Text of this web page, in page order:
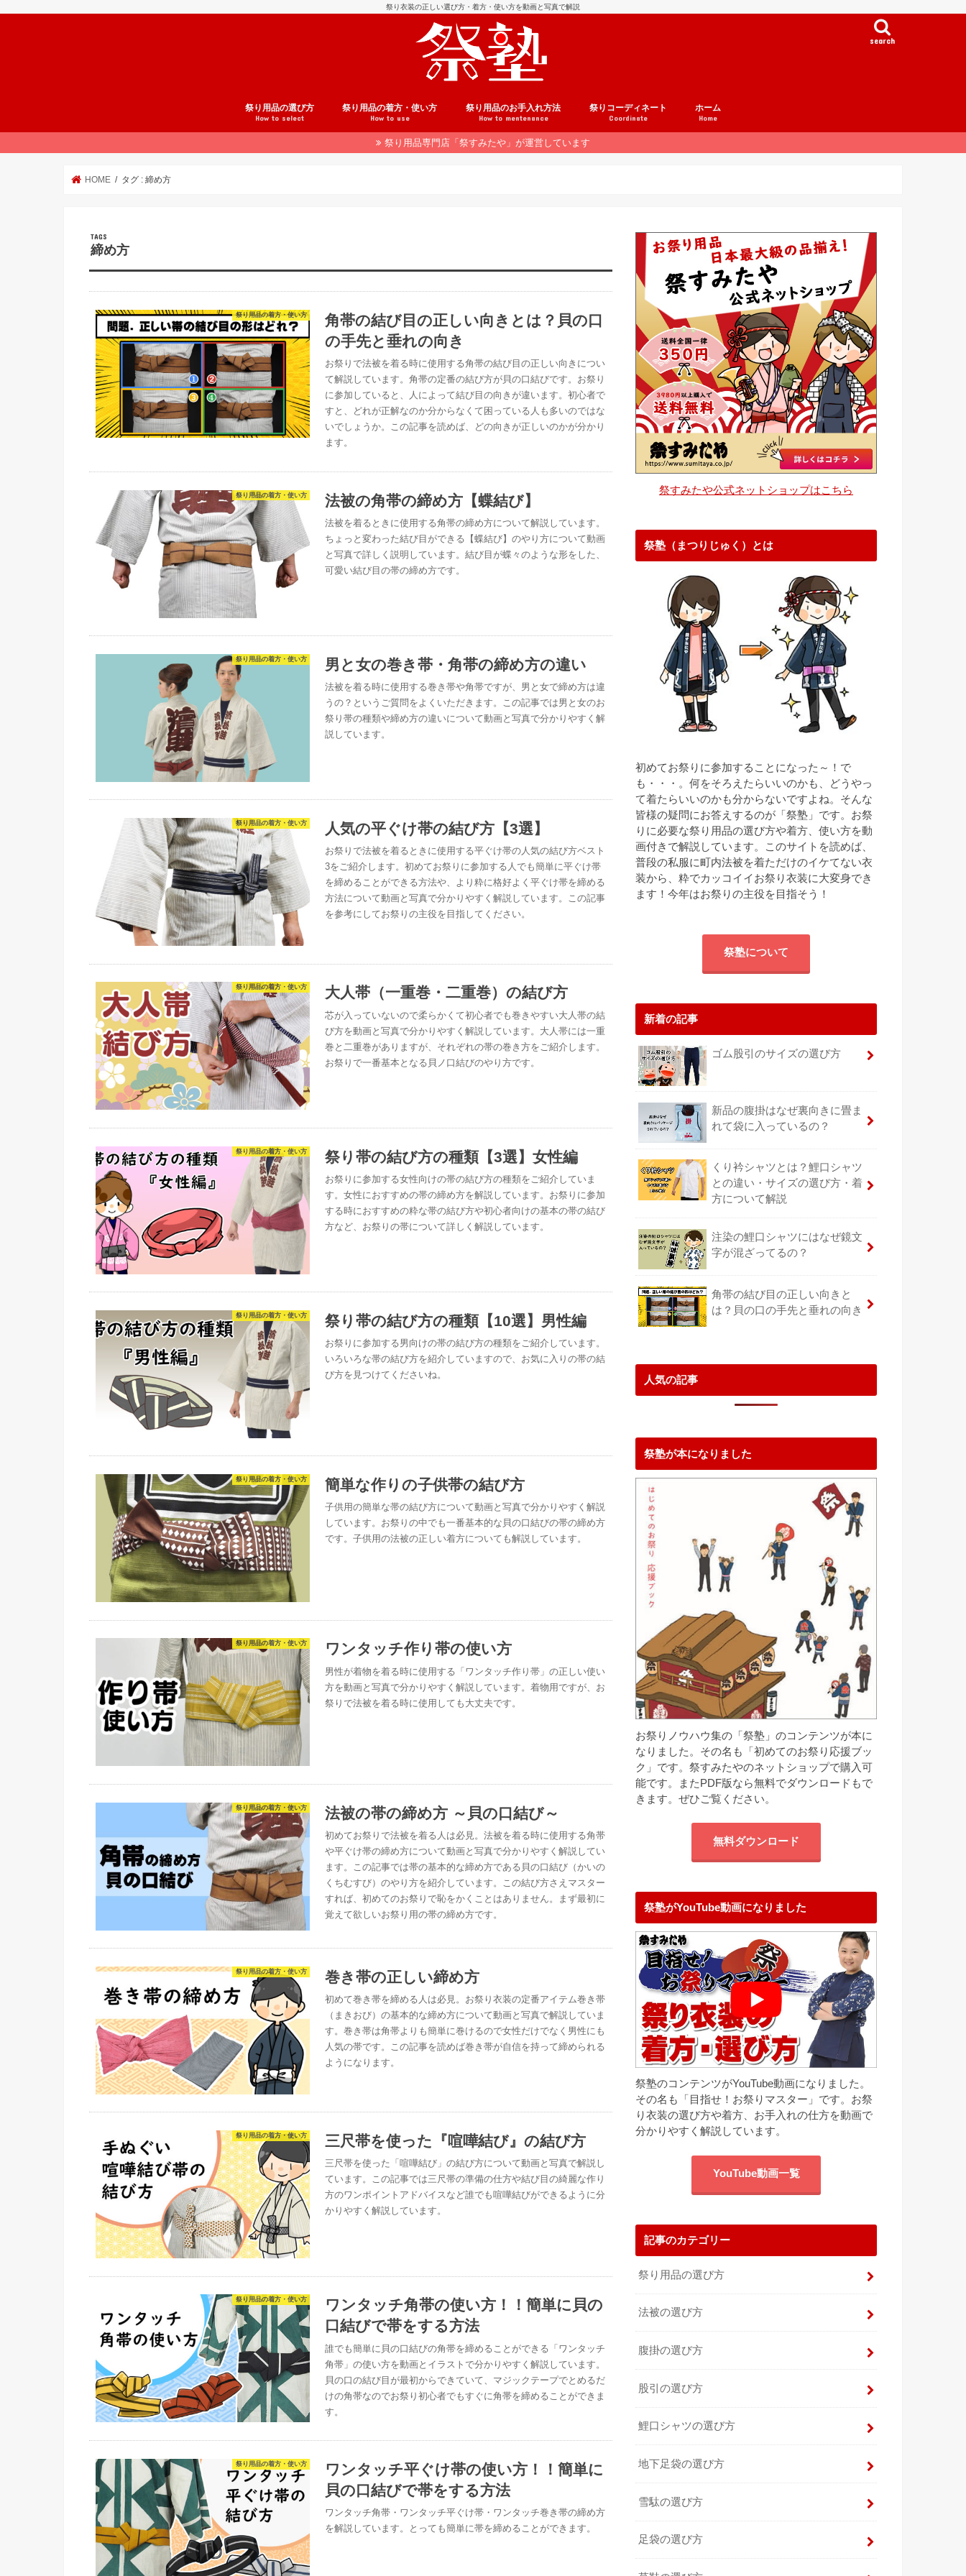
祭り衣装の正しい選び方・着方・使い方を動画と写真で解説
search
祭り用品の選び方
How to select
オーダーメイド祭り用品の注文方法
祭り用品の着方・使い方
How to use
法被の着方
腹掛の着方
股引の履き方
鯉口シャツの着方
帯の結び方
地下足袋の履き方
雪駄の履き方
足袋の履き方
草鞋の履き方
はちまきの巻き方
祭り小物の使い方
手ぬぐいの使い方
和楽器の使い方
祭りヘアアレンジ
着こなしテクニック
祭り用品のお手入れ方法
How to mentenance
法被のお手入れ
腹掛のお手入れ
股引のお手入れ
鯉口シャツのお手入れ
履き物のお手入れ
祭り小物のお手入れ
和楽器のお手入れ
祭りコーディネート
Coordinate
祭りコーデ事例集
ヘアアレンジ事例集
ホーム
Home
祭り用品専門店「祭すみたや」が運営しています
HOME タグ : 締め方
締め方
祭り用品の着方・使い方
角帯の結び目の正しい向きとは？貝の口
の手先と垂れの向き
お祭りで法被を着る時に使用する角帯の結び目の正しい向きについ
て解説しています。角帯の定番の結び方が貝の口結びです。お祭り
に参加していると、人によって結び目の向きが違います。初心者で
すと、どれが正解なのか分からなくて困っている人も多いのではな
いでしょうか。この記事を読めば、どの向きが正しいのかが分かり
ます。
祭り用品の着方・使い方 法被の角帯の締め方【蝶結び】
法被を着るときに使用する角帯の締め方について解説しています。
ちょっと変わった結び目ができる【蝶結び】のやり方について動画
と写真で詳しく説明しています。結び目が蝶々のような形をした、
可愛い結び目の帯の締め方です。
祭り用品の着方・使い方 男と女の巻き帯・角帯の締め方の違い
法被を着る時に使用する巻き帯や角帯ですが、男と女で締め方は違
うの？というご質問をよくいただきます。この記事では男と女のお
祭り帯の種類や締め方の違いについて動画と写真で分かりやすく解
説しています。
祭り用品の着方・使い方 人気の平ぐけ帯の結び方【3選】
お祭りで法被を着るときに使用する平ぐけ帯の人気の結び方ベスト
3をご紹介します。初めてお祭りに参加する人でも簡単に平ぐけ帯
を締めることができる方法や、より粋に格好よく平ぐけ帯を締める
方法について動画と写真で分かりやすく解説しています。この記事
を参考にしてお祭りの主役を目指してください。
祭り用品の着方・使い方 大人帯（一重巻・二重巻）の結び方
芯が入っていないので柔らかくて初心者でも巻きやすい大人帯の結
び方を動画と写真で分かりやすく解説しています。大人帯には一重
巻と二重巻がありますが、それぞれの帯の巻き方をご紹介します。
お祭りで一番基本となる貝ノ口結びのやり方です。
祭り用品の着方・使い方 祭り帯の結び方の種類【3選】女性編
お祭りに参加する女性向けの帯の結び方の種類をご紹介していま
す。女性におすすめの帯の締め方を解説しています。お祭りに参加
する時におすすめの粋な帯の結び方や初心者向けの基本の帯の結び
方など、お祭りの帯について詳しく解説しています。
祭り用品の着方・使い方 祭り帯の結び方の種類【10選】男性編
お祭りに参加する男向けの帯の結び方の種類をご紹介しています。
いろいろな帯の結び方を紹介していますので、お気に入りの帯の結
び方を見つけてくださいね。
祭り用品の着方・使い方 簡単な作りの子供帯の結び方
子供用の簡単な帯の結び方について動画と写真で分かりやすく解説
しています。お祭りの中でも一番基本的な貝の口結びの帯の締め方
です。子供用の法被の正しい着方についても解説しています。
祭り用品の着方・使い方 ワンタッチ作り帯の使い方
男性が着物を着る時に使用する「ワンタッチ作り帯」の正しい使い
方を動画と写真で分かりやすく解説しています。着物用ですが、お
祭りで法被を着る時に使用しても大丈夫です。
祭り用品の着方・使い方 法被の帯の締め方 ～貝の口結び～
初めてお祭りで法被を着る人は必見。法被を着る時に使用する角帯
や平ぐけ帯の締め方について動画と写真で分かりやすく解説してい
ます。この記事では帯の基本的な締め方である貝の口結び（かいの
くちむすび）のやり方を紹介しています。この結び方さえマスター
すれば、初めてのお祭りで恥をかくことはありません。まず最初に
覚えて欲しいお祭り用の帯の締め方です。
祭り用品の着方・使い方 巻き帯の正しい締め方
初めて巻き帯を締める人は必見。お祭り衣装の定番アイテム巻き帯
（まきおび）の基本的な締め方について動画と写真で解説していま
す。巻き帯は角帯よりも簡単に巻けるので女性だけでなく男性にも
人気の帯です。この記事を読めば巻き帯が自信を持って締められる
ようになります。
祭り用品の着方・使い方 三尺帯を使った『喧嘩結び』の結び方
三尺帯を使った「喧嘩結び」の結び方について動画と写真で解説し
ています。この記事では三尺帯の準備の仕方や結び目の綺麗な作り
方のワンポイントアドバイスなど誰でも喧嘩結びができるように分
かりやすく解説しています。
祭り用品の着方・使い方
ワンタッチ角帯の使い方！！簡単に貝の
口結びで帯をする方法
誰でも簡単に貝の口結びの角帯を締めることができる「ワンタッチ
角帯」の使い方を動画とイラストで分かりやすく解説しています。
貝の口の結び目が最初からできていて、マジックテープでとめるだ
けの角帯なのでお祭り初心者でもすぐに角帯を締めることができま
す。
祭り用品の着方・使い方
ワンタッチ平ぐけ帯の使い方！！簡単に
貝の口結びで帯をする方法
ワンタッチ角帯・ワンタッチ平ぐけ帯・ワンタッチ巻き帯の締め方
を解説しています。とっても簡単に帯を締めることができます。
祭すみたや公式ネットショップはこちら
祭塾（まつりじゅく）とは
初めてお祭りに参加することになった～！で
も・・・。何をそろえたらいいのかも、どうやっ
て着たらいいのかも分からないですよね。そんな
皆様の疑問にお答えするのが「祭塾」です。お祭
りに必要な祭り用品の選び方や着方、使い方を動
画付きで解説しています。このサイトを読めば、
普段の私服に町内法被を着ただけのイケてない衣
装から、粋でカッコイイお祭り衣装に大変身でき
ます！今年はお祭りの主役を目指そう！
祭塾について
新着の記事
ゴム股引のサイズの選び方
新品の腹掛はなぜ裏向きに畳ま
れて袋に入っているの？
くり衿シャツとは？鯉口シャツ
との違い・サイズの選び方・着
方について解説
注染の鯉口シャツにはなぜ鏡文
字が混ざってるの？
角帯の結び目の正しい向きと
は？貝の口の手先と垂れの向き
人気の記事
祭塾が本になりました
お祭りノウハウ集の「祭塾」のコンテンツが本に
なりました。その名も「初めてのお祭り応援ブッ
ク」です。祭すみたやのネットショップで購入可
能です。またPDF版なら無料でダウンロードもで
きます。ぜひご覧ください。
無料ダウンロード
祭塾がYouTube動画になりました
祭塾のコンテンツがYouTube動画になりました。
その名も「目指せ！お祭りマスター」です。お祭
り衣装の選び方や着方、お手入れの仕方を動画で
分かりやすく解説しています。
YouTube動画一覧
記事のカテゴリー
祭り用品の選び方
法被の選び方
腹掛の選び方
股引の選び方
鯉口シャツの選び方
地下足袋の選び方
雪駄の選び方
足袋の選び方